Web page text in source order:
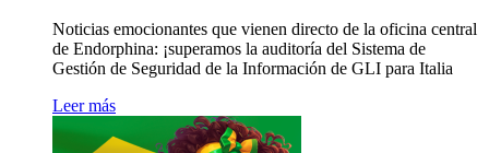
Noticias emocionantes que vienen directo de la oficina central
de Endorphina: ¡superamos la auditoría del Sistema de
Gestión de Seguridad de la Información de GLI para Italia
Leer más